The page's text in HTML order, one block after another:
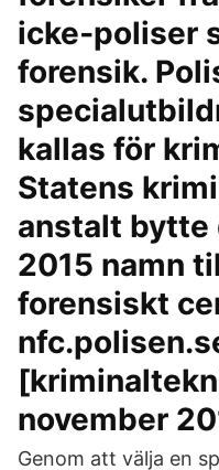
icke‑poliser
forensik.
kallas för
Statens
anstalt bytte
2015 namn
forensiskt
november
Genom att välja en